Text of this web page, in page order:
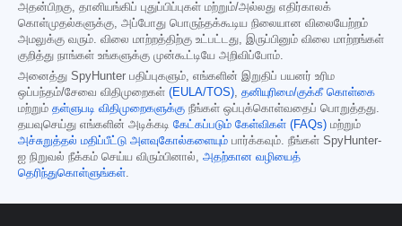
அதன்பிறகு, தானியங்கிப் புதுப்பிப்புகள் மற்றும்/அல்லது எதிர்காலக்
கொள்முதல்களுக்கு, அப்போது பொருந்தக்கூடிய நிலையான விலையேற்றம்
அமலுக்கு வரும். விலை மாற்றத்திற்கு உட்பட்டது, இருப்பினும் விலை மாற்றங்கள்
குறித்து நாங்கள் உங்களுக்கு முன்கூட்டியே அறிவிப்போம்.
அனைத்து SpyHunter பதிப்புகளும், எங்களின் இறுதிப் பயனர் உரிம
ஒப்பந்தம்/சேவை விதிமுறைகள் (EULA/TOS), தனியுரிமை/குக்கீ கொள்கை
மற்றும் தள்ளுபடி விதிமுறைகளுக்கு நீங்கள் ஒப்புக்கொள்வதைப் பொறுத்தது.
தயவுசெய்து எங்களின் அடிக்கடி கேட்கப்படும் கேள்விகள் (FAQs) மற்றும்
அச்சுறுத்தல் மதிப்பீட்டு அளவுகோல்களையும் பார்க்கவும். நீங்கள் SpyHunter-
ஐ நிறுவல் நீக்கம் செய்ய விரும்பினால், அதற்கான வழியைத்
தெரிந்துகொள்ளுங்கள்.